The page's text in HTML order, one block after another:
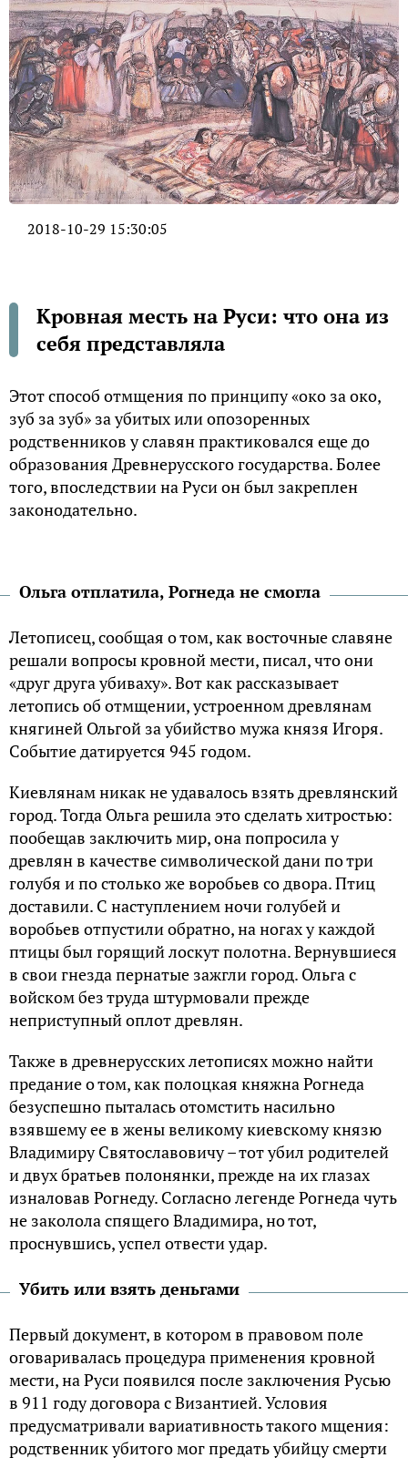
2018-10-29 15:30:05
Кровная месть на Руси: что она из
себя представляла
Этот способ отмщения по принципу «око за око,
зуб за зуб» за убитых или опозоренных
родственников у славян практиковался еще до
образования Древнерусского государства. Более
того, впоследствии на Руси он был закреплен
законодательно.
Ольга отплатила, Рогнеда не смогла
Летописец, сообщая о том, как восточные славяне
решали вопросы кровной мести, писал, что они
«друг друга убиваху». Вот как рассказывает
летопись об отмщении, устроенном древлянам
княгиней Ольгой за убийство мужа князя Игоря.
Событие датируется 945 годом.
Киевлянам никак не удавалось взять древлянский
город. Тогда Ольга решила это сделать хитростью:
пообещав заключить мир, она попросила у
древлян в качестве символической дани по три
голубя и по столько же воробьев со двора. Птиц
доставили. С наступлением ночи голубей и
воробьев отпустили обратно, на ногах у каждой
птицы был горящий лоскут полотна. Вернувшиеся
в свои гнезда пернатые зажгли город. Ольга с
войском без труда штурмовали прежде
неприступный оплот древлян.
Также в древнерусских летописях можно найти
предание о том, как полоцкая княжна Рогнеда
безуспешно пыталась отомстить насильно
взявшему ее в жены великому киевскому князю
Владимиру Святославовичу – тот убил родителей
и двух братьев полонянки, прежде на их глазах
изналовав Рогнеду. Согласно легенде Рогнеда чуть
не заколола спящего Владимира, но тот,
проснувшись, успел отвести удар.
Убить или взять деньгами
Первый документ, в котором в правовом поле
оговаривалась процедура применения кровной
мести, на Руси появился после заключения Русью
в 911 году договора с Византией. Условия
предусматривали вариативность такого мщения:
родственник убитого мог предать убийцу смерти